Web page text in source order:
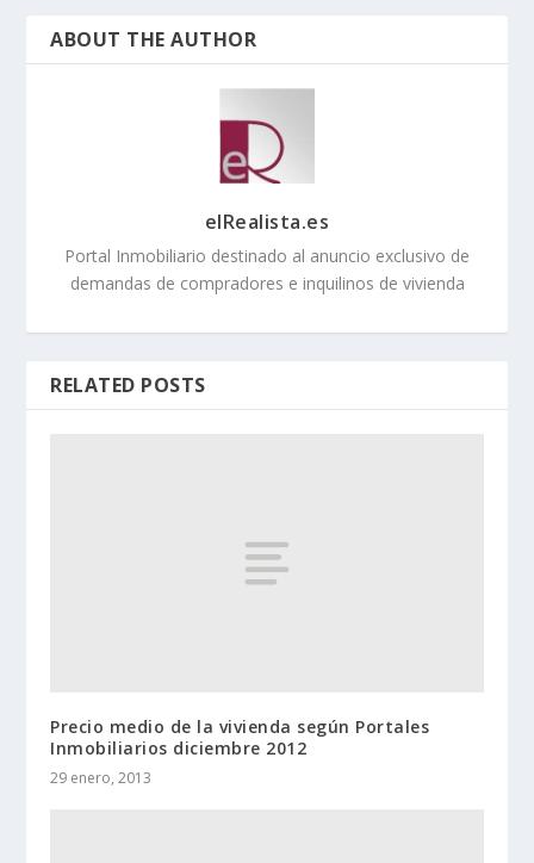
ABOUT THE AUTHOR
elRealista.es
Portal Inmobiliario destinado al anuncio exclusivo de
demandas de compradores e inquilinos de vivienda
RELATED POSTS
Precio medio de la vivienda según Portales
Inmobiliarios diciembre 2012
29 enero, 2013